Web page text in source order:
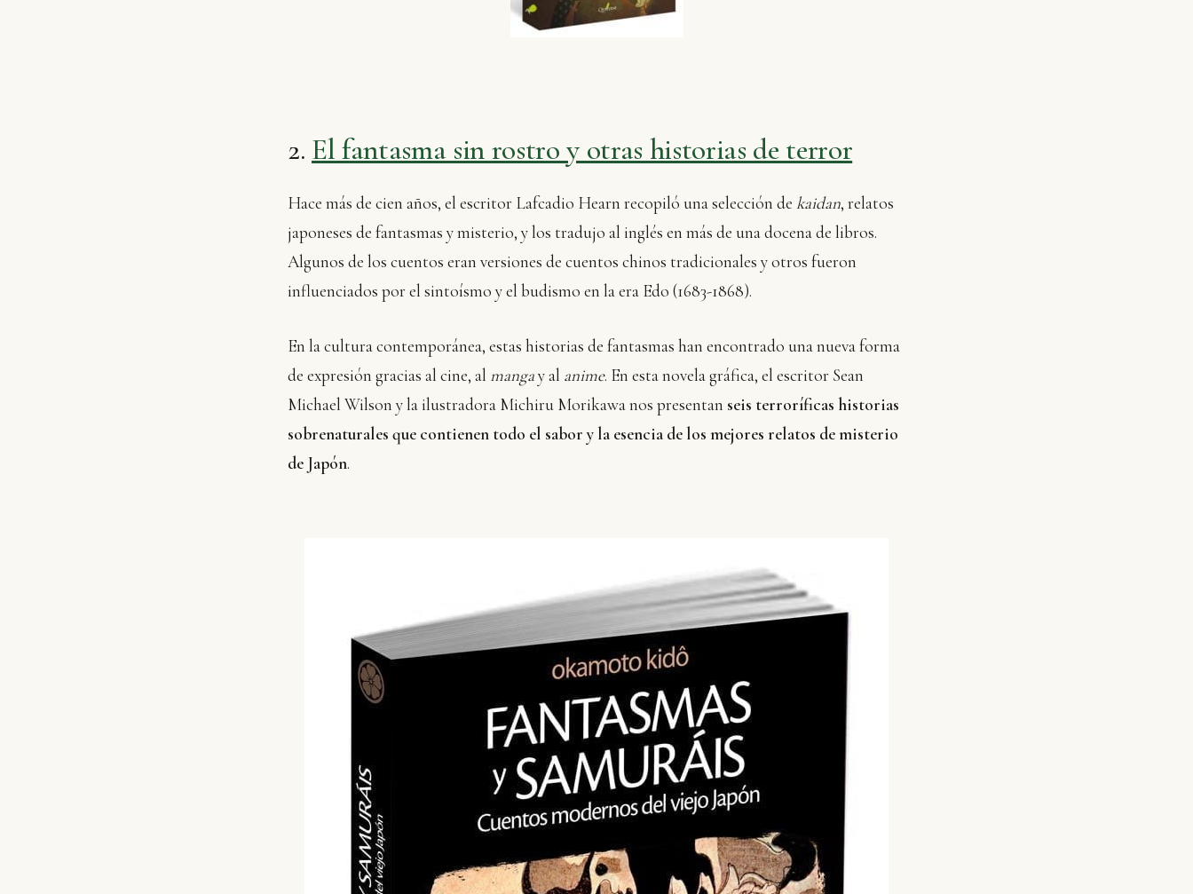
2. El fantasma sin rostro y otras historias de terror
Hace más de cien años, el escritor Lafcadio Hearn recopiló una selección de kaidan, relatos
japoneses de fantasmas y misterio, y los tradujo al inglés en más de una docena de libros.
Algunos de los cuentos eran versiones de cuentos chinos tradicionales y otros fueron
influenciados por el sintoísmo y el budismo en la era Edo (1683-1868).
En la cultura contemporánea, estas historias de fantasmas han encontrado una nueva forma
de expresión gracias al cine, al mangay al anime. En esta novela gráfica, el escritor Sean
Michael Wilson y la ilustradora Michiru Morikawa nos presentan seis terroríficas historias
sobrenaturales que contienen todo el sabor y la esencia de los mejores relatos de misterio
de Japón.